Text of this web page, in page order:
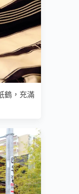
鶴，充滿